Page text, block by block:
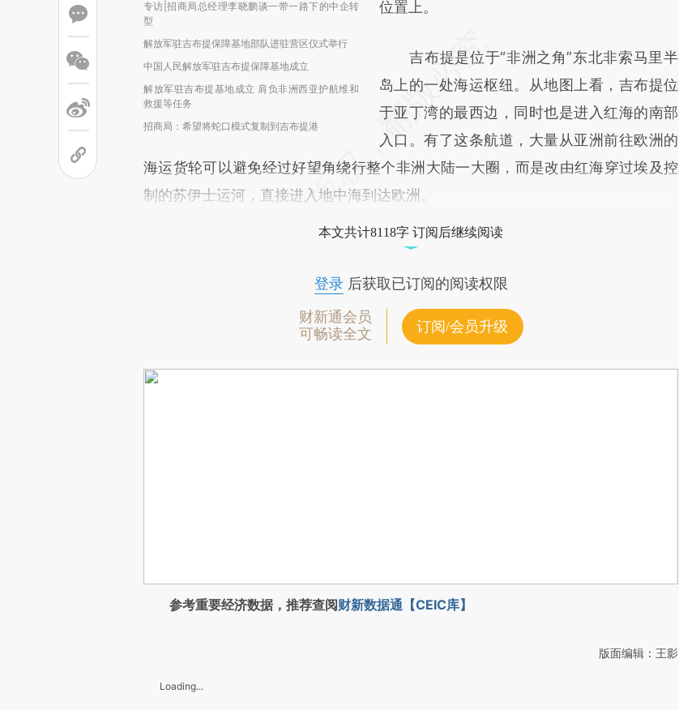
专访|招商局总经理李晓鹏谈一带一路下的中企转
型
解放军驻吉布提保障基地部队进驻营区仪式举行
中国人民解放军驻吉布提保障基地成立
解放军驻吉布提基地成立 肩负非洲西亚护航维和
救援等任务
招商局：希望将蛇口模式复制到吉布提港
位置上。
吉布提是位于“非洲之角”东北非索马里半
岛上的一处海运枢纽。从地图上看，吉布提位
于亚丁湾的最西边，同时也是进入红海的南部
入口。有了这条航道，大量从亚洲前往欧洲的
海运货轮可以避免经过好望角绕行整个非洲大陆一大圈，而是改由红海穿过埃及控
制的苏伊士运河，直接进入地中海到达欧洲。
本文共计8118字 订阅后继续阅读
登录后获取已订阅的阅读权限
财新通会员
可畅读全文
订阅/会员升级
参考重要经济数据，推荐查阅财新数据通【CEIC库】
版面编辑：王影
Loading...